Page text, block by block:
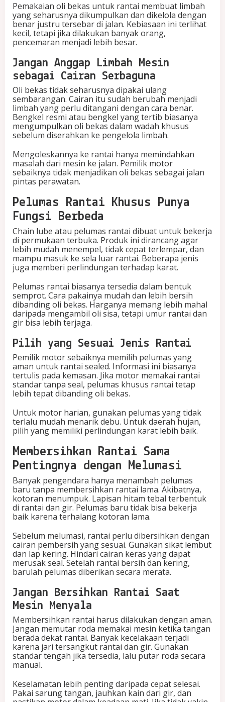
Pemakaian oli bekas untuk rantai membuat limbah
yang seharusnya dikumpulkan dan dikelola dengan
benar justru tersebar di jalan. Kebiasaan ini terlihat
kecil, tetapi jika dilakukan banyak orang,
pencemaran menjadi lebih besar.
Jangan Anggap Limbah Mesin
sebagai Cairan Serbaguna
Oli bekas tidak seharusnya dipakai ulang
sembarangan. Cairan itu sudah berubah menjadi
limbah yang perlu ditangani dengan cara benar.
Bengkel resmi atau bengkel yang tertib biasanya
mengumpulkan oli bekas dalam wadah khusus
sebelum diserahkan ke pengelola limbah.
Mengoleskannya ke rantai hanya memindahkan
masalah dari mesin ke jalan. Pemilik motor
sebaiknya tidak menjadikan oli bekas sebagai jalan
pintas perawatan.
Pelumas Rantai Khusus Punya
Fungsi Berbeda
Chain lube atau pelumas rantai dibuat untuk bekerja
di permukaan terbuka. Produk ini dirancang agar
lebih mudah menempel, tidak cepat terlempar, dan
mampu masuk ke sela luar rantai. Beberapa jenis
juga memberi perlindungan terhadap karat.
Pelumas rantai biasanya tersedia dalam bentuk
semprot. Cara pakainya mudah dan lebih bersih
dibanding oli bekas. Harganya memang lebih mahal
daripada mengambil oli sisa, tetapi umur rantai dan
gir bisa lebih terjaga.
Pilih yang Sesuai Jenis Rantai
Pemilik motor sebaiknya memilih pelumas yang
aman untuk rantai sealed. Informasi ini biasanya
tertulis pada kemasan. Jika motor memakai rantai
standar tanpa seal, pelumas khusus rantai tetap
lebih tepat dibanding oli bekas.
Untuk motor harian, gunakan pelumas yang tidak
terlalu mudah menarik debu. Untuk daerah hujan,
pilih yang memiliki perlindungan karat lebih baik.
Membersihkan Rantai Sama
Pentingnya dengan Melumasi
Banyak pengendara hanya menambah pelumas
baru tanpa membersihkan rantai lama. Akibatnya,
kotoran menumpuk. Lapisan hitam tebal terbentuk
di rantai dan gir. Pelumas baru tidak bisa bekerja
baik karena terhalang kotoran lama.
Sebelum melumasi, rantai perlu dibersihkan dengan
cairan pembersih yang sesuai. Gunakan sikat lembut
dan lap kering. Hindari cairan keras yang dapat
merusak seal. Setelah rantai bersih dan kering,
barulah pelumas diberikan secara merata.
Jangan Bersihkan Rantai Saat
Mesin Menyala
Membersihkan rantai harus dilakukan dengan aman.
Jangan memutar roda memakai mesin ketika tangan
berada dekat rantai. Banyak kecelakaan terjadi
karena jari tersangkut rantai dan gir. Gunakan
standar tengah jika tersedia, lalu putar roda secara
manual.
Keselamatan lebih penting daripada cepat selesai.
Pakai sarung tangan, jauhkan kain dari gir, dan